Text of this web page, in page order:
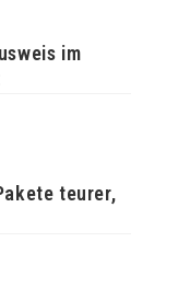
im
teurer,